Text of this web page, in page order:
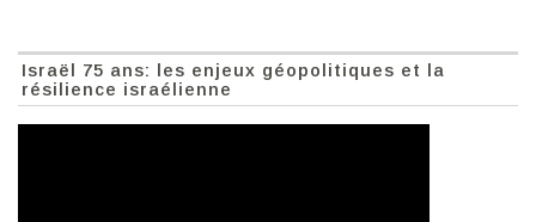
Israël 75 ans: les enjeux géopolitiques et la
résilience israélienne